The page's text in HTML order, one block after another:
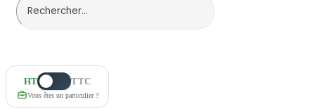
HT TTC
Vous êtes un particulier ?